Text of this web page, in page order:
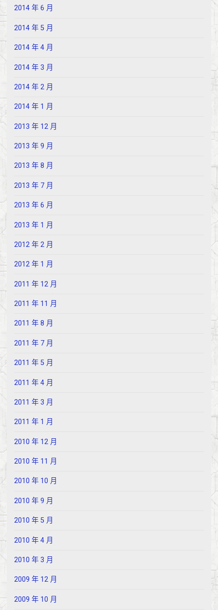
2014 年 6 月
2014 年 5 月
2014 年 4 月
2014 年 3 月
2014 年 2 月
2014 年 1 月
2013 年 12 月
2013 年 9 月
2013 年 8 月
2013 年 7 月
2013 年 6 月
2013 年 1 月
2012 年 2 月
2012 年 1 月
2011 年 12 月
2011 年 11 月
2011 年 8 月
2011 年 7 月
2011 年 5 月
2011 年 4 月
2011 年 3 月
2011 年 1 月
2010 年 12 月
2010 年 11 月
2010 年 10 月
2010 年 9 月
2010 年 5 月
2010 年 4 月
2010 年 3 月
2009 年 12 月
2009 年 10 月